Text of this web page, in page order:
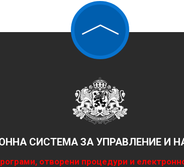
СИСТЕМА ЗА УПРАВЛЕНИЕ И
отворени процедури и